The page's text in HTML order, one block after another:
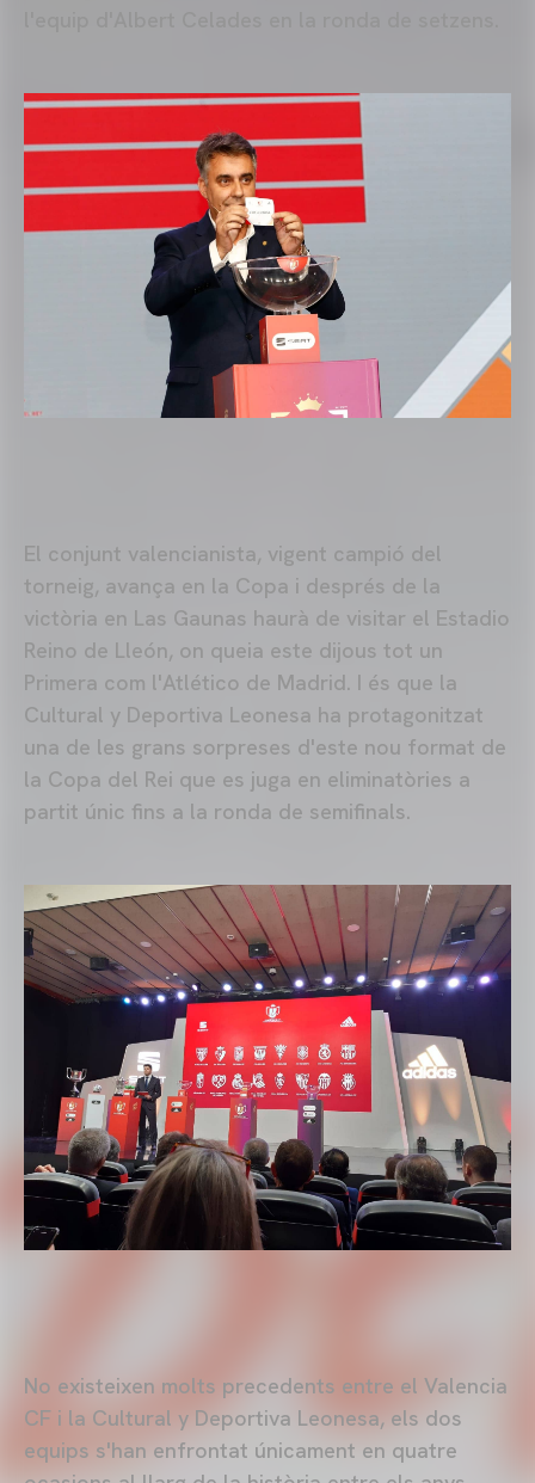
El conjunt valencianista, vigent campió del
torneig, avança en la Copa i després de la
victòria en Las Gaunas haurà de visitar el Estadio
Reino de Lleón, on queia este dijous tot un
Primera com l'Atlético de Madrid. I és que la
Cultural y Deportiva Leonesa ha protagonitzat
una de les grans sorpreses d'este nou format de
la Copa del Rei que es juga en eliminatòries a
partit únic fins a la ronda de semifinals.
No existeixen molts precedents entre el Valencia
CF i la Cultural y Deportiva Leonesa, els dos
equips s'han enfrontat únicament en quatre